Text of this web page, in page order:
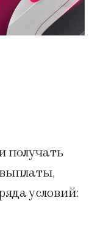
получать
условий: